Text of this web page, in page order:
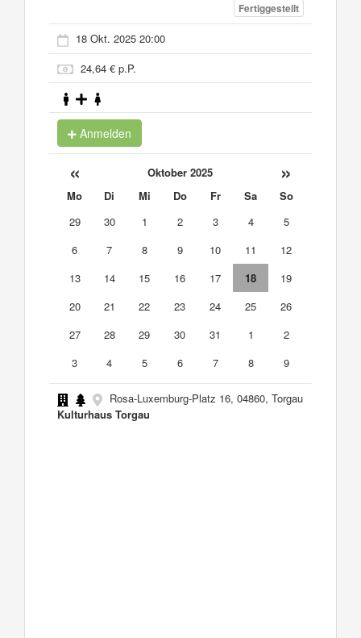
Fertiggestellt
18 Okt. 2025 20:00
24,64 € p.P.
Anmelden
« Oktober 2025 »
Mo Di Mi Do Fr Sa
So
29
30 1 2 3 4
5
6
7 8 9 10 11
12
13
14 15 16 17 18
19
20
21 22 23 24 25
26
27
28 29 30 31 1
2
3
4 5 6 7 8 9
Rosa-Luxemburg-Platz 16, 04860, Torgau
Kulturhaus Torgau